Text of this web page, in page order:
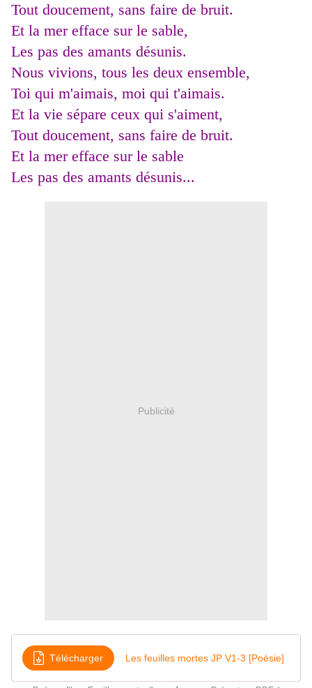
Tout doucement, sans faire de bruit.
Et la mer efface sur le sable,
Les pas des amants désunis.
Nous vivions, tous les deux ensemble,
Toi qui m'aimais, moi qui t'aimais.
Et la vie sépare ceux qui s'aiment,
Tout doucement, sans faire de bruit.
Et la mer efface sur le sable
Les pas des amants désunis...
Publicité
Télécharger Les feuilles mortes JP V1-3 [Poésie]